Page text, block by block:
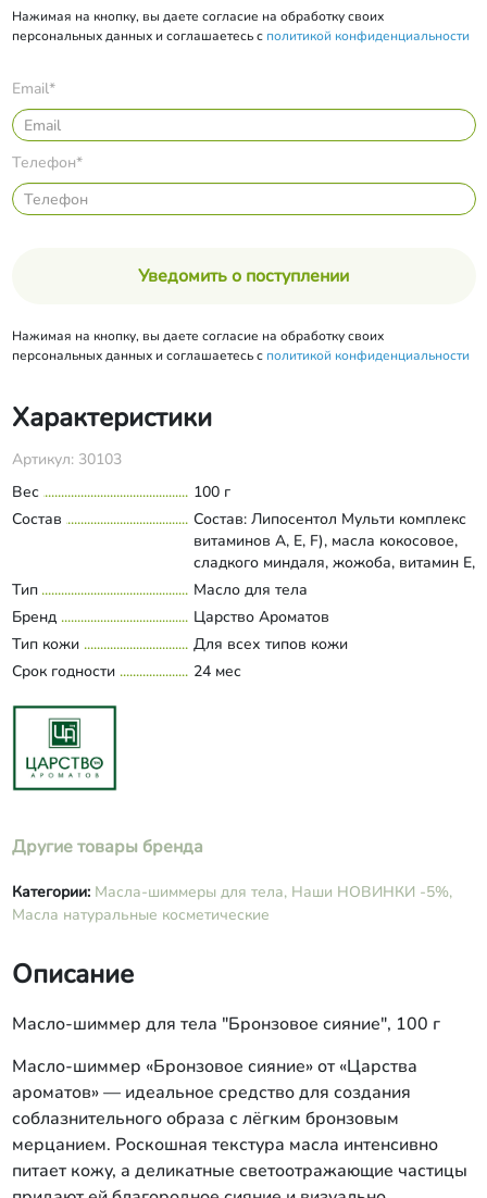
Нажимая на кнопку, вы даете согласие на обработку своих
персональных данных и соглашаетесь с политикой конфиденциальности
Email*
Телефон*
Уведомить о поступлении
Нажимая на кнопку, вы даете согласие на обработку своих
персональных данных и соглашаетесь с политикой конфиденциальности
Характеристики
Артикул: 30103
Вес
100 г
Состав
Состав: Липосентол Мульти комплекс
витаминов А, Е, F), масла кокосовое,
сладкого миндаля, жожоба, витамин Е,
сквалан, каприк/каприлик
триглицерин, фенилтриметикон,
экстракт грейпфрута. L-Gel
(эмульгатор-гелеобразователь,
слюда, С1 77891, С1 77492, 01 77491,
Развернуть состав
Тип
Масло для тела
Бренд
Царство Ароматов
Тип кожи
Для всех типов кожи
Срок годности
24 мес
Другие товары бренда
Категории: Масла-шиммеры для тела, Наши НОВИНКИ -5%,
Масла натуральные косметические
Описание
Масло-шиммер для тела "Бронзовое сияние", 100 г
Масло‑шиммер «Бронзовое сияние» от «Царства
ароматов» — идеальное средство для создания
соблазнительного образа с лёгким бронзовым
мерцанием. Роскошная текстура масла интенсивно
питает кожу, а деликатные светоотражающие частицы